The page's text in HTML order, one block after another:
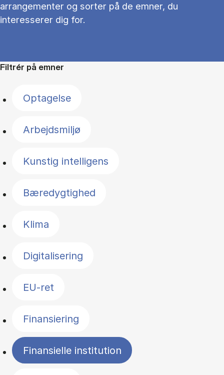
arrangementer og sorter på de emner, du
interesserer dig for.
Filtrér på emner
Optagelse
Arbejdsmiljø
Kunstig intelligens
Bæredygtighed
Klima
Digitalisering
EU-ret
Finansiering
Finansielle institution